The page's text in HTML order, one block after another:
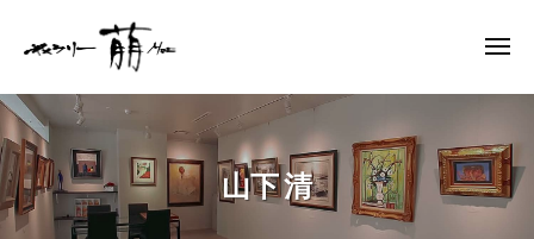
ン
ツ
へ
ス
ギ
ャ
ラ
リ
ー
メ
ー
山下 清
ラ
ー
萠